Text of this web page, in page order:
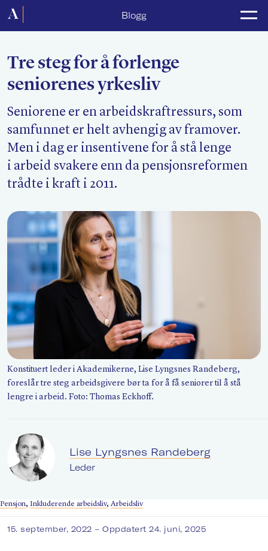
Blogg
Forside
Lønnsoppgjør
Medlemsforeninger
Kurs og konferanser
For media
Akademikerne Pluss
Om Akademikerne
Søk
Tre steg for å forlenge
seniorenes yrkesliv
Seniorene er en arbeidskraftressurs, som
samfunnet er helt avhengig av framover.
Men i dag er insentivene for å stå lenge
i arbeid svakere enn da pensjonsreformen
trådte i kraft i 2011.
Konstituert leder i Akademikerne, Lise Lyngsnes Randeberg,
foreslår tre steg arbeidsgivere bør ta for å få seniorer til å stå
lengre i arbeid. Foto: Thomas Eckhoff.
Lise Lyngsnes Randeberg
Leder
Pensjon, Inkluderende arbeidsliv, Arbeidsliv
15. september, 2022– Oppdatert 24. juni, 2025